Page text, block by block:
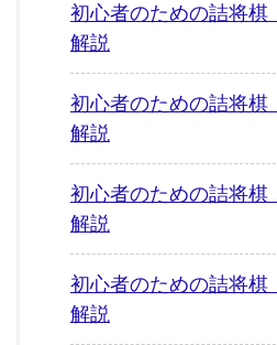
初心者のための詰将
解説
初心者のための詰将
解説
初心者のための詰将
解説
初心者のための詰将
解説